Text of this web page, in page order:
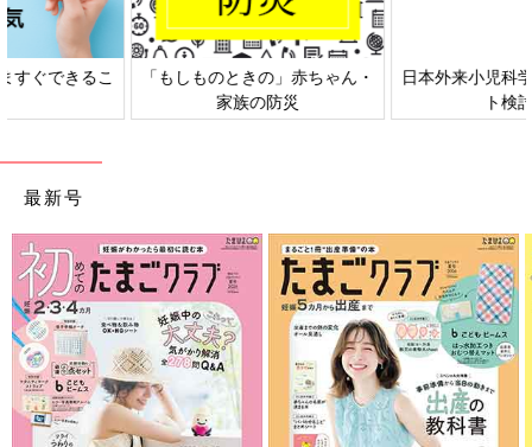
日本外来小児科学会リーフレッ
六星占術 細木かおりさんの人生
最新号